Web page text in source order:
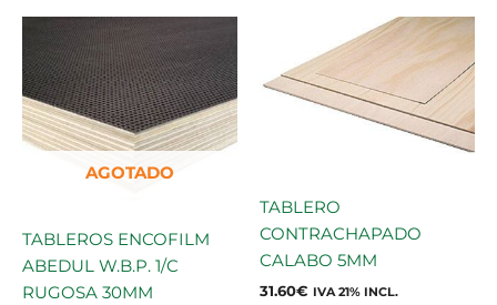
AGOTADO
TABLEROS ENCOFILM
ABEDUL W.B.P. 1/C
RUGOSA 30MM
TABLERO
CONTRACHAPADO
CALABO 5MM
31.60€ IVA 21% INCL.